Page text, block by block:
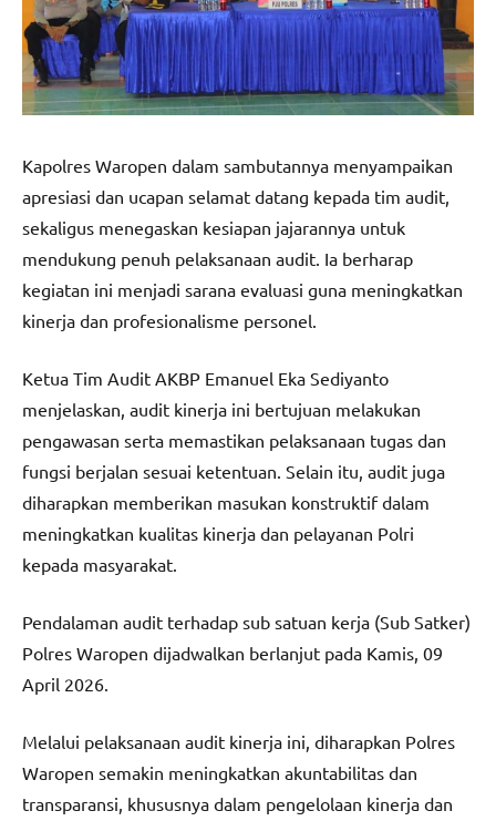
Kapolres Waropen dalam sambutannya menyampaikan
apresiasi dan ucapan selamat datang kepada tim audit,
sekaligus menegaskan kesiapan jajarannya untuk
mendukung penuh pelaksanaan audit. Ia berharap
kegiatan ini menjadi sarana evaluasi guna meningkatkan
kinerja dan profesionalisme personel.
Ketua Tim Audit AKBP Emanuel Eka Sediyanto
menjelaskan, audit kinerja ini bertujuan melakukan
pengawasan serta memastikan pelaksanaan tugas dan
fungsi berjalan sesuai ketentuan. Selain itu, audit juga
diharapkan memberikan masukan konstruktif dalam
meningkatkan kualitas kinerja dan pelayanan Polri
kepada masyarakat.
Pendalaman audit terhadap sub satuan kerja (Sub Satker)
Polres Waropen dijadwalkan berlanjut pada Kamis, 09
April 2026.
Melalui pelaksanaan audit kinerja ini, diharapkan Polres
Waropen semakin meningkatkan akuntabilitas dan
transparansi, khususnya dalam pengelolaan kinerja dan